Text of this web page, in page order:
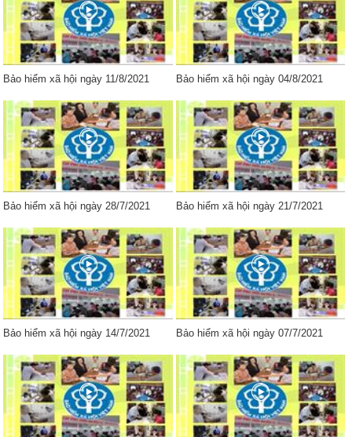
Bảo hiểm xã hội ngày 11/8/2021 Bảo hiểm xã hội ngày 04/8/2021
Bảo hiểm xã hội ngày 28/7/2021 Bảo hiểm xã hội ngày 21/7/2021
Bảo hiểm xã hội ngày 14/7/2021 Bảo hiểm xã hội ngày 07/7/2021